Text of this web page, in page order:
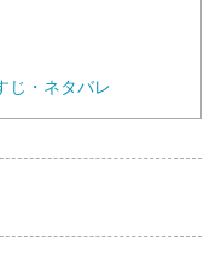
じ・ネタバレ